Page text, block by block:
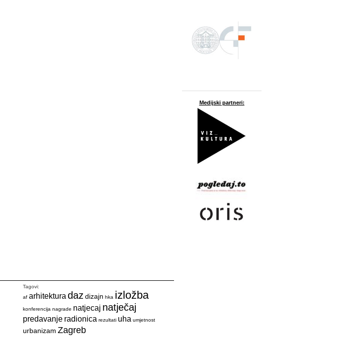
Medijski partneri:
Tagovi:
af arhitektura daz dizajn hka izložba
konferencija nagrade natjecaj natječaj
predavanje radionica rezultati uha umjetnost
urbanizam Zagreb